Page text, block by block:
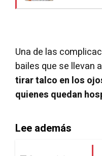
Una de las
bailes que se llevan
tirar talco en los
quienes quedan
Lee además